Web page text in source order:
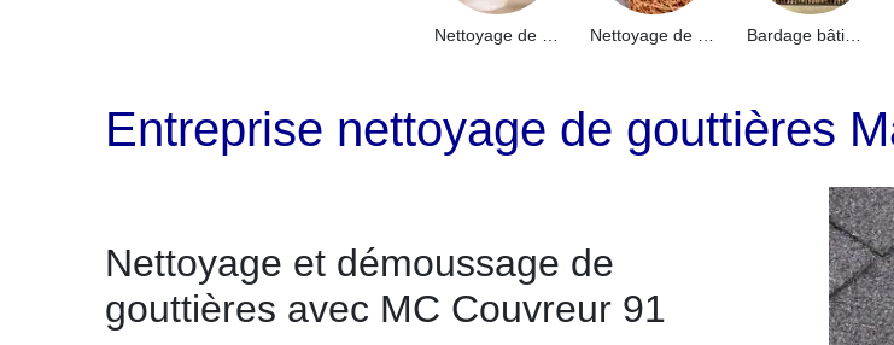
Entreprise nettoyage de gouttières
Nettoyage et démoussage de
gouttières avec MC Couvreur 91